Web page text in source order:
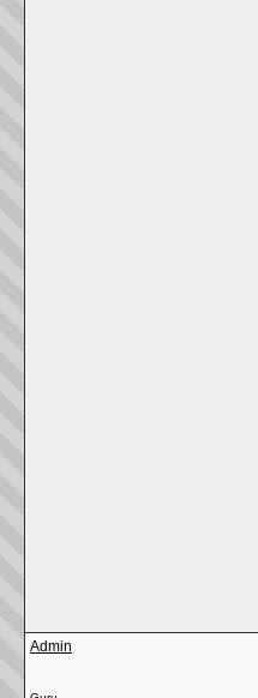
Admin